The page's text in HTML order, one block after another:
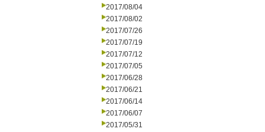
2017/08/04
2017/08/02
2017/07/26
2017/07/19
2017/07/12
2017/07/05
2017/06/28
2017/06/21
2017/06/14
2017/06/07
2017/05/31